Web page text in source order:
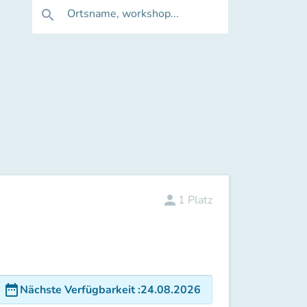
search Ortsname, workshop...
person 1 Platz
date_rangeNächste Verfügbarkeit:24.08.2026